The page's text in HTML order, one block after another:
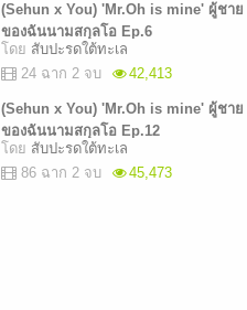
(Sehun x You) 'Mr.Oh is mine' ผู้ชาย
ของฉันนามสกุลโอ Ep.6
โดย สับปะรดใต้ทะเล
24 ฉาก 2 จบ
42,413
(Sehun x You) 'Mr.Oh is mine' ผู้ชาย
ของฉันนามสกุลโอ Ep.12
โดย สับปะรดใต้ทะเล
86 ฉาก 2 จบ
45,473